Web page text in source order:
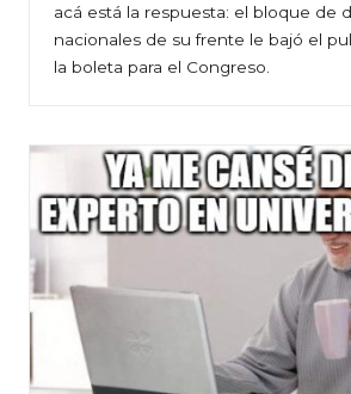
acá está la respuesta: el bloque de
nacionales de su frente le bajó el
la boleta para el Congreso.